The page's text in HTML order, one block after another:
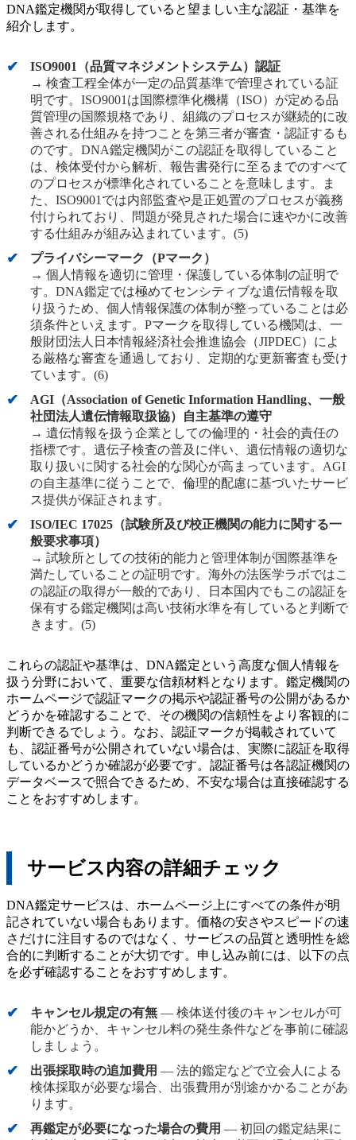
DNA鑑定機関が取得していると望ましい主な認証・基準を
紹介します。
ISO9001（品質マネジメントシステム）認証
→ 検査工程全体が一定の品質基準で管理されている証
明です。ISO9001は国際標準化機構（ISO）が定める品
質管理の国際規格であり、組織のプロセスが継続的に改
善される仕組みを持つことを第三者が審査・認証するも
のです。DNA鑑定機関がこの認証を取得していること
は、検体受付から解析、報告書発行に至るまでのすべて
のプロセスが標準化されていることを意味します。ま
た、ISO9001では内部監査や是正処置のプロセスが義務
付けられており、問題が発見された場合に速やかに改善
する仕組みが組み込まれています。(5)
プライバシーマーク（Pマーク）
→ 個人情報を適切に管理・保護している体制の証明で
す。DNA鑑定では極めてセンシティブな遺伝情報を取
り扱うため、個人情報保護の体制が整っていることは必
須条件といえます。Pマークを取得している機関は、一
般財団法人日本情報経済社会推進協会（JIPDEC）によ
る厳格な審査を通過しており、定期的な更新審査も受け
ています。(6)
AGI（Association of Genetic Information Handling、一般
社団法人遺伝情報取扱協）自主基準の遵守
→ 遺伝情報を扱う企業としての倫理的・社会的責任の
指標です。遺伝子検査の普及に伴い、遺伝情報の適切な
取り扱いに関する社会的な関心が高まっています。AGI
の自主基準に従うことで、倫理的配慮に基づいたサービ
ス提供が保証されます。
ISO/IEC 17025（試験所及び校正機関の能力に関する一
般要求事項）
→ 試験所としての技術的能力と管理体制が国際基準を
満たしていることの証明です。海外の法医学ラボではこ
の認証の取得が一般的であり、日本国内でもこの認証を
保有する鑑定機関は高い技術水準を有していると判断で
きます。(5)
これらの認証や基準は、DNA鑑定という高度な個人情報を
扱う分野において、重要な信頼材料となります。鑑定機関の
ホームページで認証マークの掲示や認証番号の公開があるか
どうかを確認することで、その機関の信頼性をより客観的に
判断できるでしょう。なお、認証マークが掲載されていて
も、認証番号が公開されていない場合は、実際に認証を取得
しているかどうか確認が必要です。認証番号は各認証機関の
データベースで照合できるため、不安な場合は直接確認する
ことをおすすめします。
サービス内容の詳細チェック
DNA鑑定サービスは、ホームページ上にすべての条件が明
記されていない場合もあります。価格の安さやスピードの速
さだけに注目するのではなく、サービスの品質と透明性を総
合的に判断することが大切です。申し込み前には、以下の点
を必ず確認することをおすすめします。
キャンセル規定の有無 — 検体送付後のキャンセルが可
能かどうか、キャンセル料の発生条件などを事前に確認
しましょう。
出張採取時の追加費用 — 法的鑑定などで立会人による
検体採取が必要な場合、出張費用が別途かかることがあ
ります。
再鑑定が必要になった場合の費用 — 初回の鑑定結果に